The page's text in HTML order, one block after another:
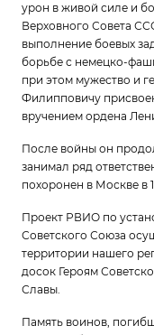
урон в живой силе и
Верховного Совета
выполнение боевых
борьбе с немецко-
при этом мужество и
Филипповичу
вручением ордена
После войны он
занимал ряд
похоронен в Москве в
Проект РВИО по
Советского Союза
территории нашего
досок Героям
Славы.
Память воинов,